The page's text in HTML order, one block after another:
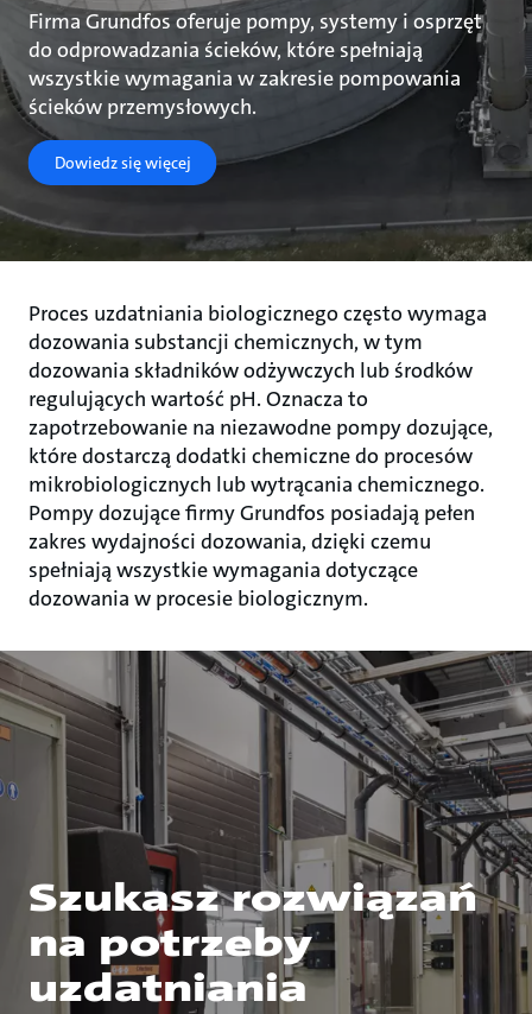
Firma Grundfos oferuje pompy, systemy i osprzęt
do odprowadzania ścieków, które spełniają
wszystkie wymagania w zakresie pompowania
ścieków przemysłowych.
Dowiedz się więcej
Proces uzdatniania biologicznego często wymaga
dozowania substancji chemicznych, w tym
dozowania składników odżywczych lub środków
regulujących wartość pH. Oznacza to
zapotrzebowanie na niezawodne pompy dozujące,
które dostarczą dodatki chemiczne do procesów
mikrobiologicznych lub wytrącania chemicznego.
Pompy dozujące firmy Grundfos posiadają pełen
zakres wydajności dozowania, dzięki czemu
spełniają wszystkie wymagania dotyczące
dozowania w procesie biologicznym.
Szukasz rozwiązań
na potrzeby
uzdatniania